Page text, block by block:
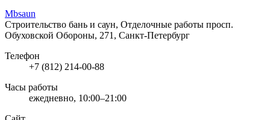
Mbsaun
Строительство бань и саун, Отделочные работы просп.
Обуховской Обороны, 271, Санкт-Петербург
Телефон
+7 (812) 214-00-88
Часы работы
ежедневно, 10:00–21:00